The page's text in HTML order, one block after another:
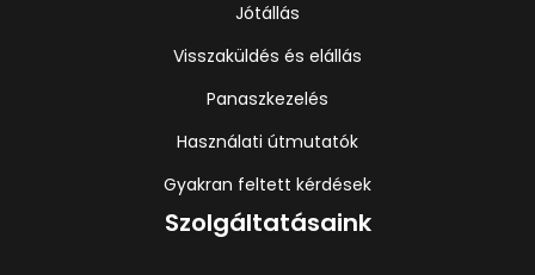
Jótállás
Visszaküldés és elállás
Panaszkezelés
Használati útmutatók
Gyakran feltett kérdések
Szolgáltatásaink